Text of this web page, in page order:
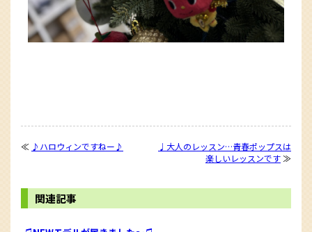
≪ ♪ハロウィンですねー♪
♩大人のレッスン…青春ポップスは
楽しいレッスンです≫
関連記事